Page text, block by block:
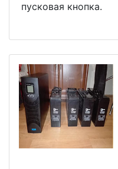
пусковая кнопка.